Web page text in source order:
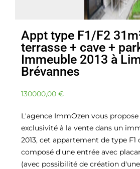
Appt type F1/F2
terrasse + cave +
Immeuble 2013 à
Brévannes
130000,00 €
L'agence ImmOzen vous propose
exclusivité à la vente dans un
2013, cet appartement de type F1
composé d'une entrée avec
(avec possibilité de création